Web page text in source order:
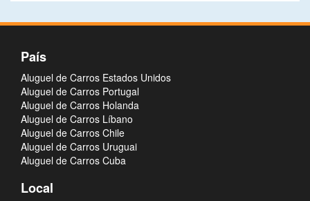
País
Aluguel de Carros Estados Unidos
Aluguel de Carros Portugal
Aluguel de Carros Holanda
Aluguel de Carros Líbano
Aluguel de Carros Chile
Aluguel de Carros Uruguai
Aluguel de Carros Cuba
Local